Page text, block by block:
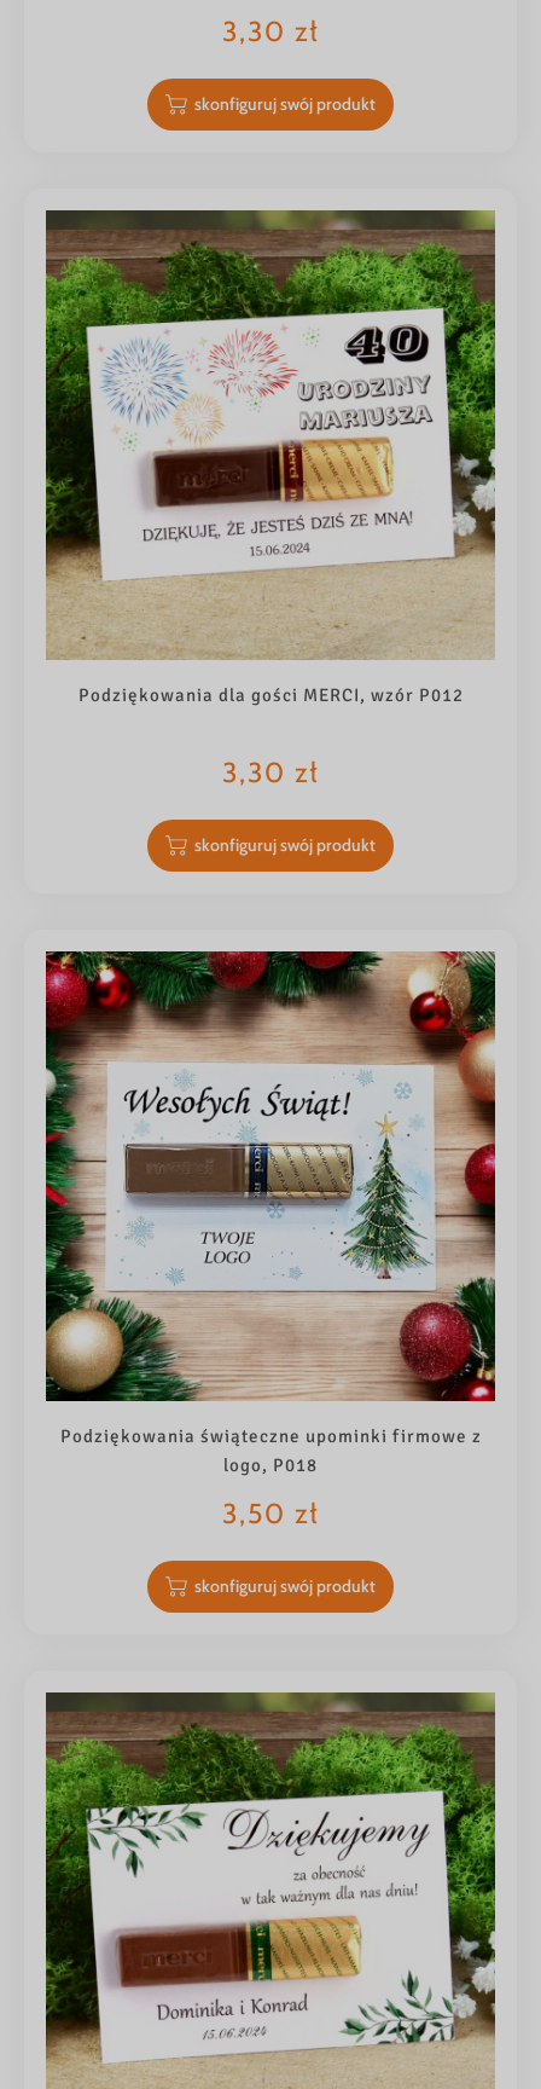
3,30 zł
skonfiguruj swój produkt
Podziękowania dla gości MERCI, wzór P012
3,30 zł
skonfiguruj swój produkt
Podziękowania świąteczne upominki firmowe z
logo, P018
3,50 zł
skonfiguruj swój produkt